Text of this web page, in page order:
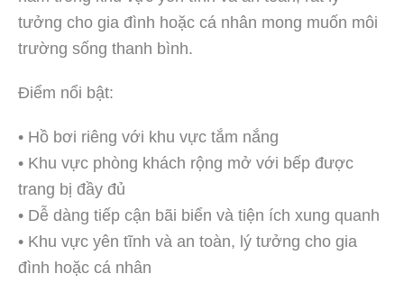
tưởng cho gia đình hoặc cá nhân mong muốn môi
trường sống thanh bình.
Điểm nổi bật:
• Hồ bơi riêng với khu vực tắm nắng
• Khu vực phòng khách rộng mở với bếp được
trang bị đầy đủ
• Dễ dàng tiếp cận bãi biển và tiện ích xung quanh
• Khu vực yên tĩnh và an toàn, lý tưởng cho gia
đình hoặc cá nhân